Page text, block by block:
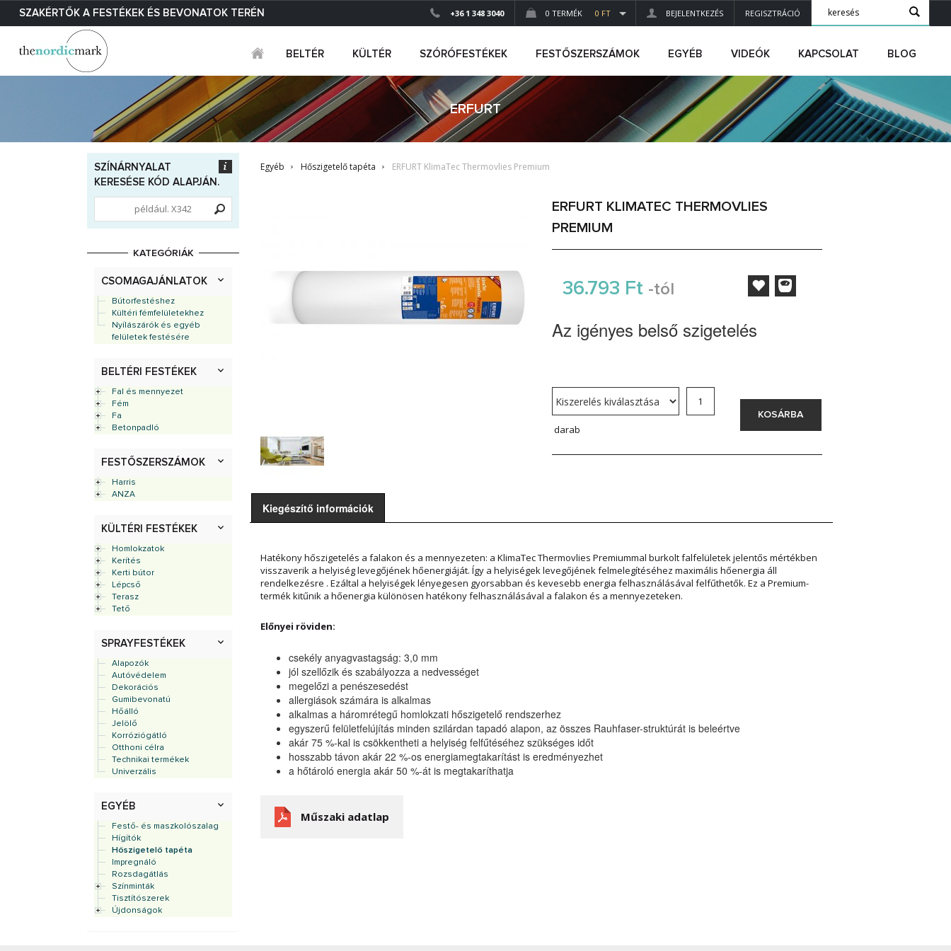
SZAKÉRTŐK A FESTÉKEK ÉS BEVONATOK TERÉN +36 1 348 3040 0 TERMÉK 0 FT BEJELENTKEZÉS REGISZTRÁCIÓ
BELTÉR KÜLTÉR SZÓRÓFESTÉKEK FESTŐSZERSZÁMOK EGYÉB VIDEÓK KAPCSOLAT BLOG
ERFURT
SZÍNÁRNYALAT
KERESÉSE KÓD ALAPJÁN.
KATEGÓRIÁK
CSOMAGAJÁNLATOK
Bútorfestéshez
Kültéri fémfelületekhez
Nyílászárók és egyéb
felületek festésére
BELTÉRI FESTÉKEK
Fal és mennyezet
Fém
Fa
Betonpadló
FESTŐSZERSZÁMOK
Harris
ANZA
KÜLTÉRI FESTÉKEK
Homlokzatok
Kerítés
Kerti bútor
Lépcső
Terasz
Tető
SPRAYFESTÉKEK
Alapozók
Autóvédelem
Dekorációs
Gumibevonatú
Hőálló
Jelölő
Korróziógátló
Otthoni célra
Technikai termékek
Univerzális
EGYÉB
Festő- és maszkolószalag
Hígítók
Hőszigetelő tapéta
Impregnáló
Rozsdagátlás
Színminták
Tisztítószerek
Újdonságok
Egyéb Hőszigetelő tapéta ERFURT KlimaTec Thermovlies Premium
ERFURT KLIMATEC THERMOVLIES
PREMIUM
36.793 Ft -tól
Az igényes belső szigetelés
darab
KOSÁRBA
Kiegészítő információk
Hatékony hőszigetelés a falakon és a mennyezeten: a KlimaTec Thermovlies Premiummal burkolt falfelületek jelentős mértékben
visszaverik a helyiség levegőjének hőenergiáját. Így a helyiségek levegőjének felmelegítéséhez maximális hőenergia áll
rendelkezésre . Ezáltal a helyiségek lényegesen gyorsabban és kevesebb energia felhasználásával felfűthetők. Ez a Premium-
termék kitűnik a hőenergia különösen hatékony felhasználásával a falakon és a mennyezeteken.
Előnyei röviden:
csekély anyagvastagság: 3,0 mm
jól szellőzik és szabályozza a nedvességet
megelőzi a penészesedést
allergiások számára is alkalmas
alkalmas a háromrétegű homlokzati hőszigetelő rendszerhez
egyszerű felületfelújítás minden szilárdan tapadó alapon, az összes Rauhfaser-struktúrát is beleértve
akár 75 %-kal is csökkentheti a helyiség felfűtéséhez szükséges időt
hosszabb távon akár 22 %-os energiamegtakarítást is eredményezhet
a hőtároló energia akár 50 %-át is megtakaríthatja
Műszaki adatlap